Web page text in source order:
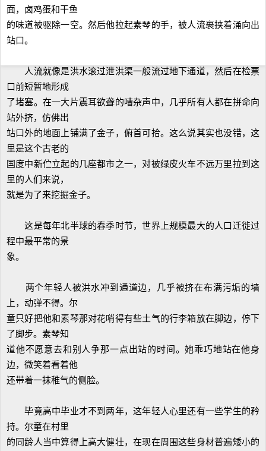
面，卤鸡蛋和干鱼
的味道被驱除一空。然后他拉起素琴的手，被人流裹挟着涌向出
站口。
人流就像是洪水滚过泄洪渠一般流过地下通道，然后在检票
口前短暂地形成
了堵塞。在一大片震耳欲聋的嘈杂声中，几乎所有人都在拼命向
站外挤，仿佛出
站口外的地面上铺满了金子，俯首可拾。这么说其实也没错，这
里是这个古老的
国度中新伫立起的几座都市之一，对被绿皮火车不远万里拉到这
里的人们来说，
就是为了来挖掘金子。
这是每年北半球的春季时节，世界上规模最大的人口迁徙过
程中最平常的景
象。
两个年轻人被洪水冲到通道边，几乎被挤在布满污垢的墙
上，动弹不得。尔
童只好把他和素琴那对花哨得有些土气的行李箱放在脚边，停下
了脚步。素琴知
道他不愿意去和别人争那一点出站的时间。她乖巧地站在他身
边，微笑着看着他
还带着一抹稚气的侧脸。
毕竟高中毕业才不到两年，这年轻人心里还有一些学生的矜
持。尔童在村里
的同龄人当中算得上高大健壮，在现在周围这些身材普遍矮小的